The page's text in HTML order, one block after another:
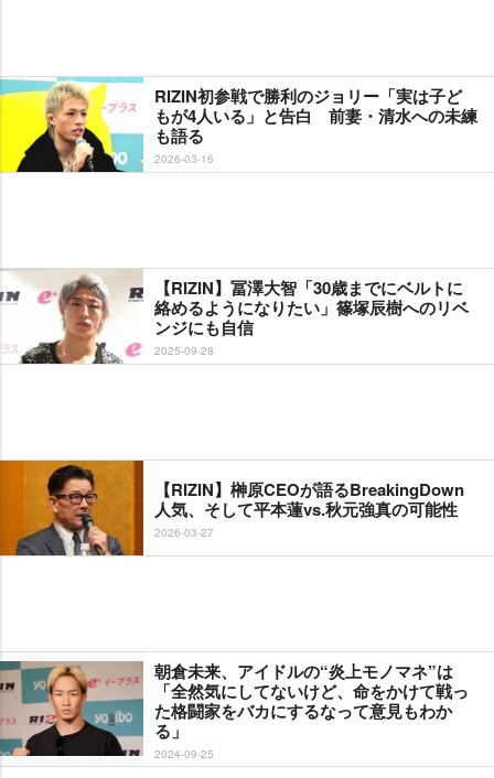
RIZIN初参戦で勝利のジョリー「実は子ど
もが4人いる」と告白 前妻・清水への未練
も語る
2026-03-16
【RIZIN】冨澤大智「30歳までにベルトに
絡めるようになりたい」篠塚辰樹へのリベ
ンジにも自信
2025-09-28
【RIZIN】榊原CEOが語るBreakingDown
人気、そして平本蓮vs.秋元強真の可能性
2026-03-27
朝倉未来、アイドルの“炎上モノマネ”は
「全然気にしてないけど、命をかけて戦っ
た格闘家をバカにするなって意見もわか
る」
2024-09-25